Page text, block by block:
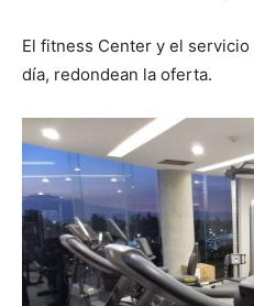
El fitness Center y el
día, redondean la oferta.